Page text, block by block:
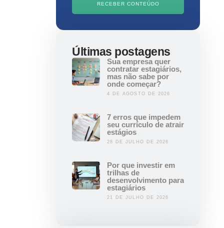
RECEBER CONTEÚDO
Últimas postagens
Sua empresa quer
contratar estagiários,
mas não sabe por
onde começar?
4 DE AGOSTO DE 2026
7 erros que impedem
seu currículo de atrair
estágios
28 DE JULHO DE 2026
Por que investir em
trilhas de
desenvolvimento para
estagiários
21 DE JULHO DE 2026